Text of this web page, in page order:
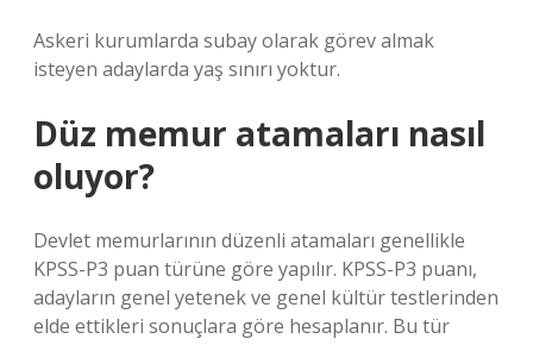
Askeri kurumlarda subay olarak görev almak
isteyen adaylarda yaş sınırı yoktur.
Düz memur atamaları nasıl
oluyor?
Devlet memurlarının düzenli atamaları genellikle
KPSS-P3 puan türüne göre yapılır. KPSS-P3 puanı,
adayların genel yetenek ve genel kültür testlerinden
elde ettikleri sonuçlara göre hesaplanır. Bu tür